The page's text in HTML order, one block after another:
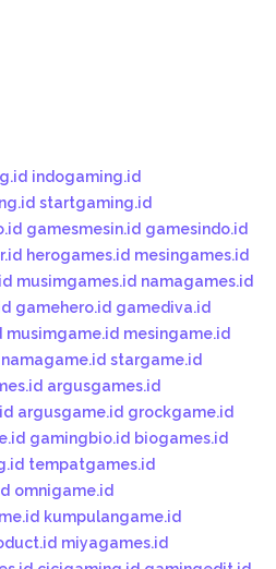
indogaming.id
startgaming.id
gamesmesin.id gamesindo.id
herogames.id mesingames.id
musimgames.id namagames.id
gamehero.id gamediva.id
musimgame.id mesingame.id
namagame.id stargame.id
argusgames.id
argusgame.id grockgame.id
gamingbio.id biogames.id
tempatgames.id
omnigame.id
kumpulangame.id
miyagames.id